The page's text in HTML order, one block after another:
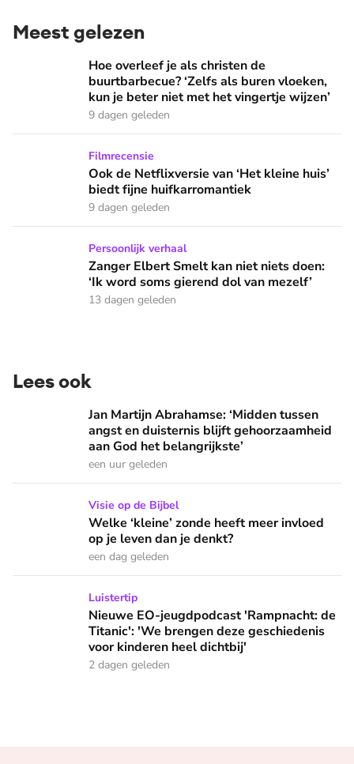
Meest gelezen
Hoe overleef je als christen de buurtbarbecue? ‘Zelfs als
Hoe overleef je als christen de
buurtbarbecue? ‘Zelfs als buren vloeken,
kun je beter niet met het vingertje wijzen’
9 dagen geleden
Ook de Netflixversie van ‘Het kleine huis’ biedt fijne
Filmrecensie
Ook de Netflixversie van ‘Het kleine huis’
biedt fijne huifkarromantiek
9 dagen geleden
Zanger Elbert Smelt kan niet niets doen: ‘Ik word soms
Persoonlijk verhaal
Zanger Elbert Smelt kan niet niets doen:
‘Ik word soms gierend dol van mezelf’
13 dagen geleden
Lees ook
Jan Martijn Abrahamse: ‘Midden tussen angst en
Jan Martijn Abrahamse: ‘Midden tussen
angst en duisternis blijft gehoorzaamheid
aan God het belangrijkste’
een uur geleden
Welke ‘kleine’ zonde heeft meer invloed op je leven dan je
Visie op de Bijbel
Welke ‘kleine’ zonde heeft meer invloed
op je leven dan je denkt?
een dag geleden
Nieuwe EO-jeugdpodcast 'Rampnacht: de Titanic': 'We
Luistertip
Nieuwe EO-jeugdpodcast 'Rampnacht: de
Titanic': 'We brengen deze geschiedenis
voor kinderen heel dichtbij'
2 dagen geleden